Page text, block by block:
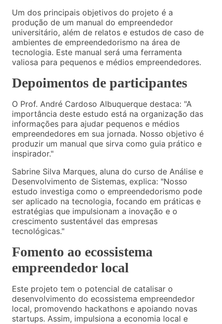
Um dos principais objetivos do projeto é a
produção de um manual do empreendedor
universitário, além de relatos e estudos de caso de
ambientes de empreendedorismo na área de
tecnologia. Este manual será uma ferramenta
valiosa para pequenos e médios empreendedores.
Depoimentos de participantes
O Prof. André Cardoso Albuquerque destaca: "A
importância deste estudo está na organização das
informações para ajudar pequenos e médios
empreendedores em sua jornada. Nosso objetivo é
produzir um manual que sirva como guia prático e
inspirador."
Sabrine Silva Marques, aluna do curso de Análise e
Desenvolvimento de Sistemas, explica: "Nosso
estudo investiga como o empreendedorismo pode
ser aplicado na tecnologia, focando em práticas e
estratégias que impulsionam a inovação e o
crescimento sustentável das empresas
tecnológicas."
Fomento ao ecossistema
empreendedor local
Este projeto tem o potencial de catalisar o
desenvolvimento do ecossistema empreendedor
local, promovendo hackathons e apoiando novas
startups. Assim, impulsiona a economia local e